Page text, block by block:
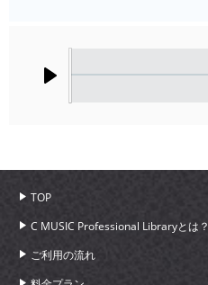
TOP
C MUSIC Professional Libraryとは？
ご利用の流れ